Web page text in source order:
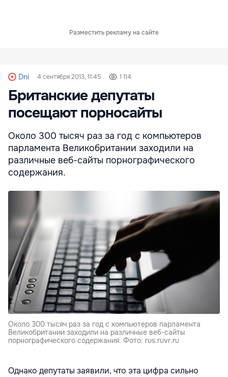
Разместить рекламу на сайте
Dni 4 сентября 2013, 11:45 1 114
Британские депутаты
посещают порносайты
Около 300 тысяч раз за год с компьютеров
парламента Великобритании заходили на
различные веб-сайты порнографического
содержания.
Около 300 тысяч раз за год с компьютеров парламента
Великобритании заходили на различные веб-сайты
порнографического содержания. Фото: rus.ruvr.ru
Однако депутаты заявили, что эта цифра сильно